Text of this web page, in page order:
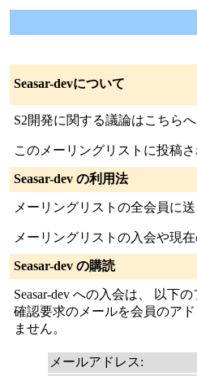
Seasar-devについて
S2開発に関する議論はこちらへ
このメーリングリストに投稿
Seasar-dev の利用法
メーリングリストの全会員に
メーリングリストの入会や現
Seasar-dev の購読
Seasar-dev への入会は、 以下
確認要求のメールを会員のア
ません。
メールアドレス: